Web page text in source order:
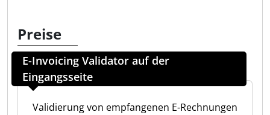
Preise
E-Invoicing Validator auf der
Eingangsseite
Validierung von empfangenen E-Rechnungen